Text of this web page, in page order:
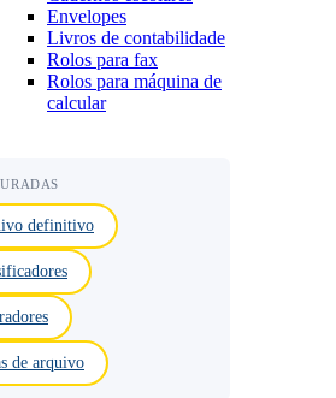
Envelopes
Livros de contabilidade
Rolos para fax
Rolos para máquina de
calcular
definitivo
de arquivo